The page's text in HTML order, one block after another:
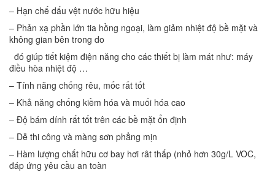
– Hạn chế dấu vệt nước hữu hiệu
– Phản xạ phần lớn tia hồng ngoại, làm giảm nhiệt độ bề mặt và
không gian bên trong do
đó giúp tiết kiệm điện năng cho các thiết bị làm mát như: máy
điều hòa nhiệt độ …
– Tính năng chống rêu, mốc rất tốt
– Khả năng chống kiềm hóa và muối hóa cao
– Độ bám dính rất tốt trên các bề mặt ổn định
– Dễ thi công và màng sơn phẳng mịn
– Hàm lượng chất hữu cơ bay hơi rât thấp (nhỏ hơn 30g/L VOC,
đáp ứng yêu cầu an toàn